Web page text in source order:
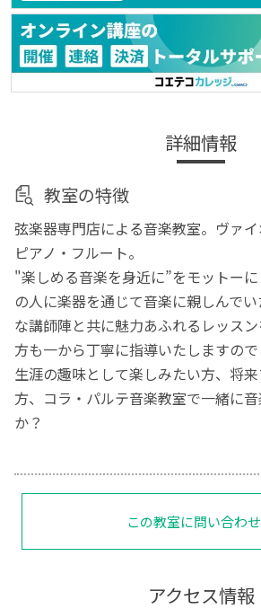
詳細情報
教室の特徴
弦楽器専門店による音楽教室。ヴァイ
ピアノ・フルート。
"楽しめる音楽を身近に”をモットー
の人に楽器を通じて音楽に親しんで
な講師陣と共に魅力あふれるレッス
方も一から丁寧に指導いたしますので
生涯の趣味として楽しみたい方、将
方、コラ・パルテ音楽教室で一緒に
か？
この教室に問い合わ
アクセス情報